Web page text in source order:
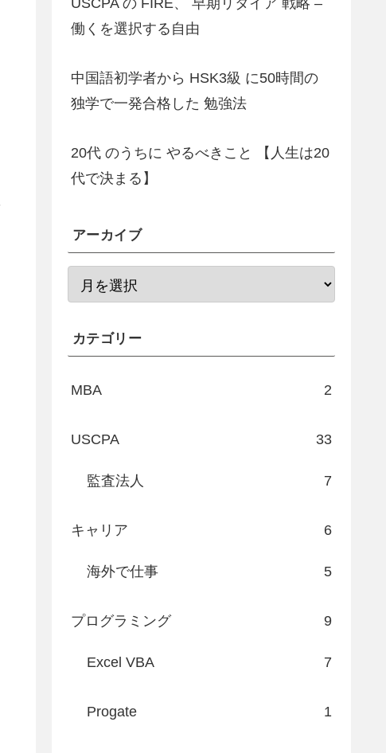
働くを選択する自由
中国語初学者から HSK3級 に50時間の
独学で一発合格した 勉強法
20代 のうちに やるべきこと 【人生は20
代で決まる】
アーカイブ
カテゴリー
MBA 2
USCPA 33
監査法人 7
キャリア 6
海外で仕事 5
プログラミング 9
Excel VBA 7
Progate 1